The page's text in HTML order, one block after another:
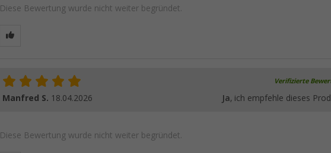
Diese Bewertung wurde nicht weiter begründet.
Verifizierte
Manfred S. 18.04.2026 Ja, ich empfehle dieses
Diese Bewertung wurde nicht weiter begründet.